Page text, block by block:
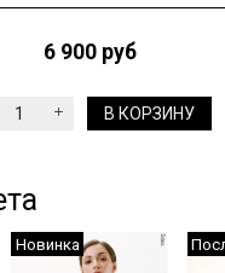
6 900 руб
В КОРЗИНУ
Новинка